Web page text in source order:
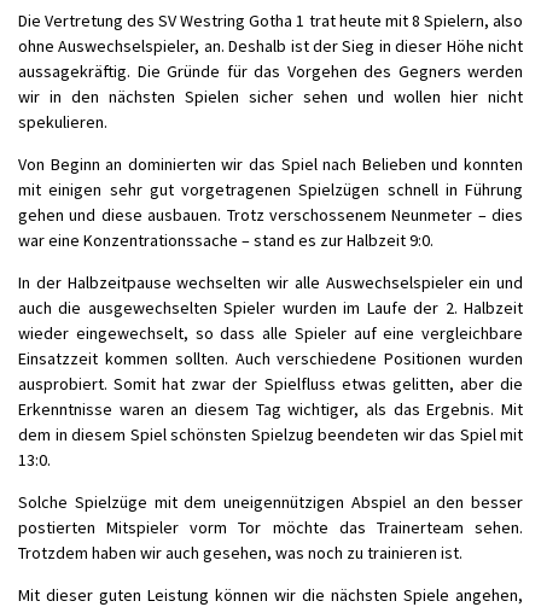
Die Vertretung des SV Westring Gotha 1 trat heute mit 8 Spielern, also
ohne Auswechselspieler, an. Deshalb ist der Sieg in dieser Höhe nicht
aussagekräftig. Die Gründe für das Vorgehen des Gegners werden
wir in den nächsten Spielen sicher sehen und wollen hier nicht
spekulieren.
Von Beginn an dominierten wir das Spiel nach Belieben und konnten
mit einigen sehr gut vorgetragenen Spielzügen schnell in Führung
gehen und diese ausbauen. Trotz verschossenem Neunmeter – dies
war eine Konzentrationssache – stand es zur Halbzeit 9:0.
In der Halbzeitpause wechselten wir alle Auswechselspieler ein und
auch die ausgewechselten Spieler wurden im Laufe der 2. Halbzeit
wieder eingewechselt, so dass alle Spieler auf eine vergleichbare
Einsatzzeit kommen sollten. Auch verschiedene Positionen wurden
ausprobiert. Somit hat zwar der Spielfluss etwas gelitten, aber die
Erkenntnisse waren an diesem Tag wichtiger, als das Ergebnis. Mit
dem in diesem Spiel schönsten Spielzug beendeten wir das Spiel mit
13:0.
Solche Spielzüge mit dem uneigennützigen Abspiel an den besser
postierten Mitspieler vorm Tor möchte das Trainerteam sehen.
Trotzdem haben wir auch gesehen, was noch zu trainieren ist.
Mit dieser guten Leistung können wir die nächsten Spiele angehen,